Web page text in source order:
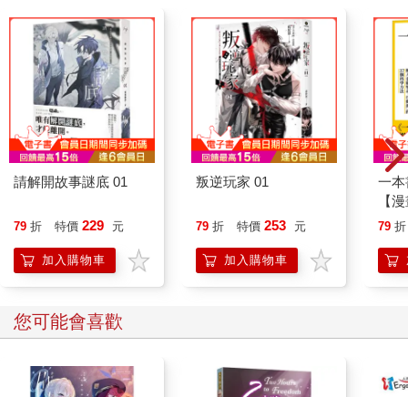
請解開故事謎底 01
79 折 特價 229 元
加入購物車
叛逆玩家 01
79 折 特價 253 元
加入購物車
一
【
行
「
學方
79 折
您可能會喜歡